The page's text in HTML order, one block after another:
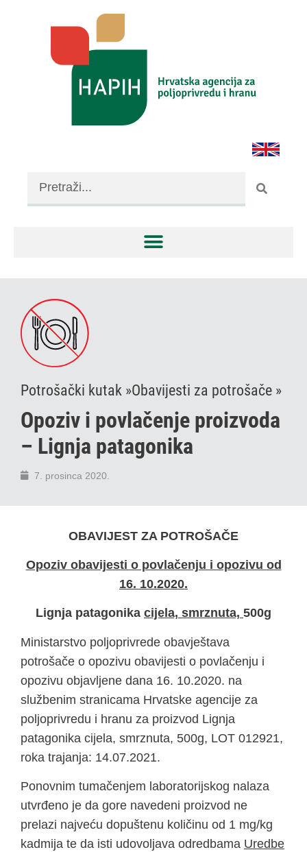
Potrošački kutak »Obavijesti za potrošače »
Opoziv i povlačenje proizvoda
– Lignja patagonika
7. prosinca 2020.
OBAVIJEST ZA POTROŠAČE
Opoziv obavijesti o povlačenju i opozivu od
16. 10.2020.
Lignja patagonika cijela, smrznuta, 500g
Ministarstvo poljoprivrede obavještava
potrošače o opozivu obavijesti o povlačenju i
opozivu objavljene dana 16. 10.2020. na
službenim stranicama Hrvatske agencije za
poljoprivredu i hranu za proizvod Lignja
patagonika cijela, smrznuta, 500g, LOT 012921,
roka trajanja: 14.07.2021.
Ponovnim tumačenjem laboratorijskog nalaza
utvrđeno je da gore navedeni proizvod ne
prelazi najveću dopuštenu količinu od 1 mg/kg
kadmija te da isti udovoljava odredbama Uredbe